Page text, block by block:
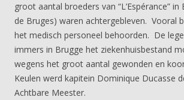
groot aantal broeders van “L’Espérance” in
de Bruges) waren achtergebleven. Vooral
het medisch personeel behoorden. De
immers in Brugge het ziekenhuisbestand
wegens het groot aantal gewonden en
Keulen werd kapitein Dominique Ducasse
Achtbare Meester.